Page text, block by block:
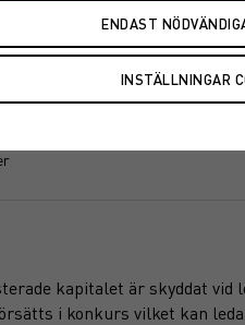
kapitalet är skyddat
i konkurs vilket kan